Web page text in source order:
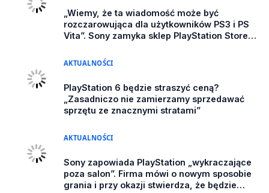
„Wiemy, że ta wiadomość może być
rozczarowująca dla użytkowników PS3 i PS
Vita”. Sony zamyka sklep PlayStation Store
AKTUALNOŚCI
PlayStation 6 będzie straszyć ceną?
„Zasadniczo nie zamierzamy sprzedawać
sprzętu ze znacznymi stratami”
AKTUALNOŚCI
Sony zapowiada PlayStation „wykraczające
poza salon”. Firma mówi o nowym sposobie
grania i przy okazji stwierdza, że będzie